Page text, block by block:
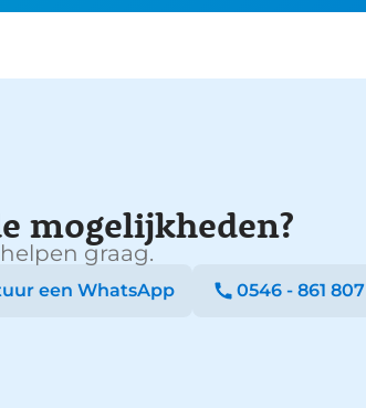
mogelijkheden?
graag.
een WhatsApp 0546 - 861 807